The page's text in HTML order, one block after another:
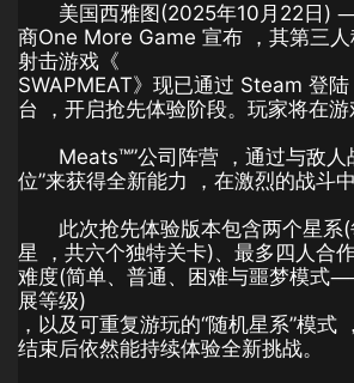
美国西雅图(2025年10月22日
商One More Game 宣布 ，其第三
射击游戏《
SWAPMEAT》现已通过 Steam 登
台 ，开启抢先体验阶段。玩家将在
Meats™”公司阵营 ，通过与敌人
位”来获得全新能力 ，在激烈的战斗
此次抢先体验版本包含两个星系
星 ，共六个独特关卡)、最多四人合
难度(简单、普通、困难与噩梦模
展等级)
，以及可重复游玩的“随机星系”模式
结束后依然能持续体验全新挑战。